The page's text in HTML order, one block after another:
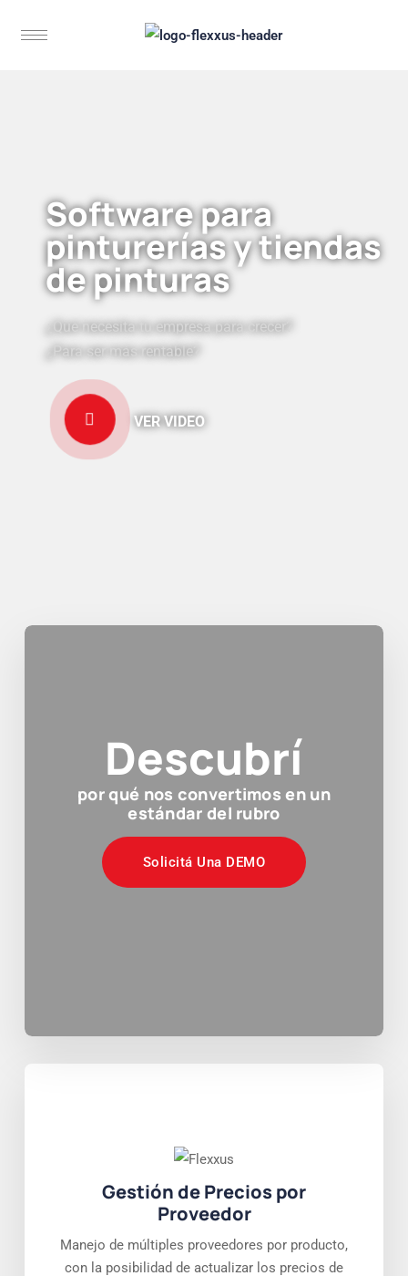
Software para
pinturerías y tiendas
de pinturas
¿Qué necesita tu empresa para crecer?
¿Para ser más rentable?
VER VIDEO
Descubrí
por qué nos convertimos en un
estándar del rubro
Solicitá Una DEMO
Gestión de Precios por
Proveedor
Manejo de múltiples proveedores por producto,
con la posibilidad de actualizar los precios de